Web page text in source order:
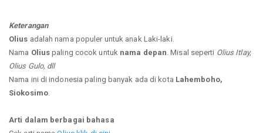
Keterangan
Olius adalah nama populer untuk anak Laki-laki.
Nama Olius paling cocok untuk nama depan . Misal seperti Olius Itlay,
Olius Gulo, dll
Nama ini di indonesia paling banyak ada di kota Lahemboho,
Siokosimo.
Arti dalam berbagai bahasa